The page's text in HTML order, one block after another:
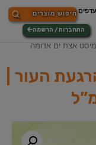
התחברות / הרשמה
אצת ים אדומה
העור |